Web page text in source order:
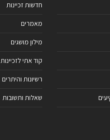
חדשות זכיינות
מאמרים
מילון מושגים
קוד אתי לזכיינות
רשיונות והיתרים
שאלות ותשובות